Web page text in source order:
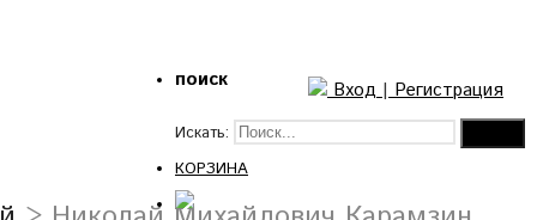
Вход | Регистрация
поиск
Искать:
КОРЗИНА